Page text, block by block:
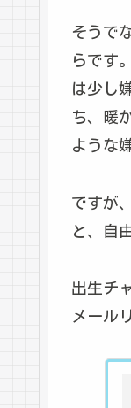
そうで
らです
は少し
ち、暖
ような
ですが
と、自
出生チ
メール